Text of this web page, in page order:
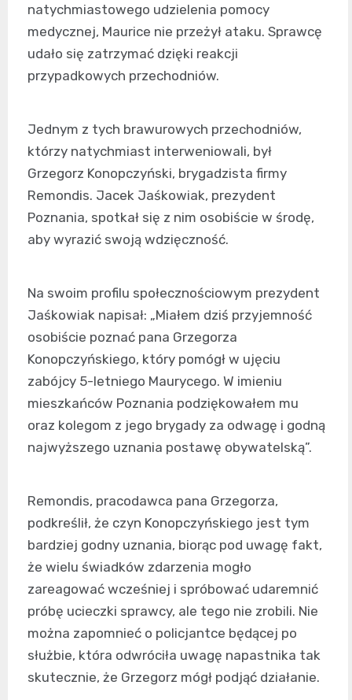
natychmiastowego udzielenia pomocy
medycznej, Maurice nie przeżył ataku. Sprawcę
udało się zatrzymać dzięki reakcji
przypadkowych przechodniów.
Jednym z tych brawurowych przechodniów,
którzy natychmiast interweniowali, był
Grzegorz Konopczyński, brygadzista firmy
Remondis. Jacek Jaśkowiak, prezydent
Poznania, spotkał się z nim osobiście w środę,
aby wyrazić swoją wdzięczność.
Na swoim profilu społecznościowym prezydent
Jaśkowiak napisał: „Miałem dziś przyjemność
osobiście poznać pana Grzegorza
Konopczyńskiego, który pomógł w ujęciu
zabójcy 5-letniego Maurycego. W imieniu
mieszkańców Poznania podziękowałem mu
oraz kolegom z jego brygady za odwagę i godną
najwyższego uznania postawę obywatelską”.
Remondis, pracodawca pana Grzegorza,
podkreślił, że czyn Konopczyńskiego jest tym
bardziej godny uznania, biorąc pod uwagę fakt,
że wielu świadków zdarzenia mogło
zareagować wcześniej i spróbować udaremnić
próbę ucieczki sprawcy, ale tego nie zrobili. Nie
można zapomnieć o policjantce będącej po
służbie, która odwróciła uwagę napastnika tak
skutecznie, że Grzegorz mógł podjąć działanie.